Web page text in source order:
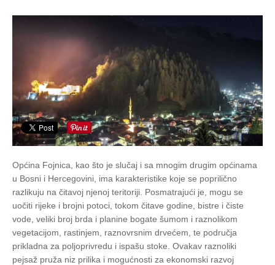
Općina Fojnica, kao što je slučaj i sa mnogim drugim općinama
u Bosni i Hercegovini, ima karakteristike koje se poprilično
razlikuju na čitavoj njenoj teritoriji. Posmatrajući je, mogu se
uočiti rijeke i brojni potoci, tokom čitave godine, bistre i čiste
vode, veliki broj brda i planine bogate šumom i raznolikom
vegetacijom, rastinjem, raznovrsnim drvećem, te područja
prikladna za poljoprivredu i ispašu stoke. Ovakav raznoliki
pejsaž pruža niz prilika i mogućnosti za ekonomski razvoj